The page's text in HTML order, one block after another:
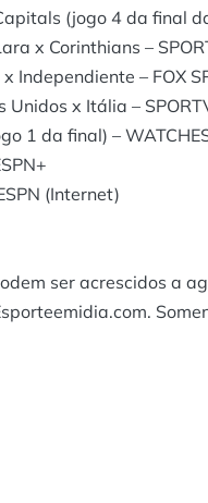
(jogo 4 da final
x Corinthians –
Independiente – FOX
Unidos x Itália –
1 da final) –
(Internet)
ser acrescidos a